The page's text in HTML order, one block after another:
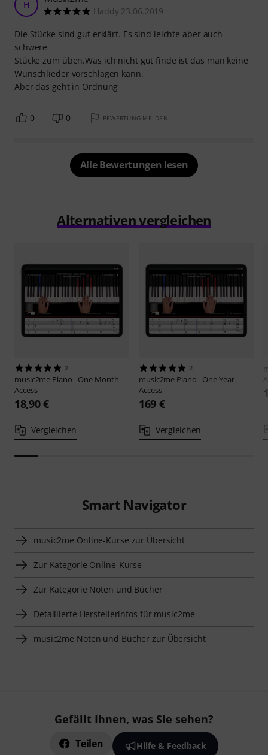
H
Haddy 23.06.2019
Die Stücke sind gut erklärt. Es sind leichte aber auch
schwere
Stücke zum üben.Was ich nicht gut finde ist das man keine
Wunschlieder vorschlagen kann.
Aber das geht in Ordnung
0 0 BEWERTUNG MELDEN
Alle Bewertungen lesen
Alternativen vergleichen
2
music2me Piano - One Month
Access
18,90 €
Vergleichen
2
music2me Piano - One Year
Access
169 €
Vergleichen
Smart Navigator
music2me Online-Kurse zur Übersicht
Zur Kategorie Online-Kurse
Zur Kategorie Noten und Bücher
Detaillierte Herstellerinfos für music2me
music2me Noten und Bücher zur Übersicht
Gefällt Ihnen, was Sie sehen?
Teilen Hilfe & Feedback